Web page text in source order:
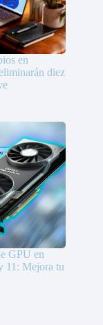
en
diez
GPU en
11: Mejora tu